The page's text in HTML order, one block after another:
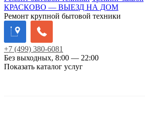
КРАСКОВО — ВЫЕЗД НА ДОМ
Ремонт крупной бытовой техники
+7 (499) 380-6081
Без выходных, 8:00 — 22:00
Показать каталог услуг